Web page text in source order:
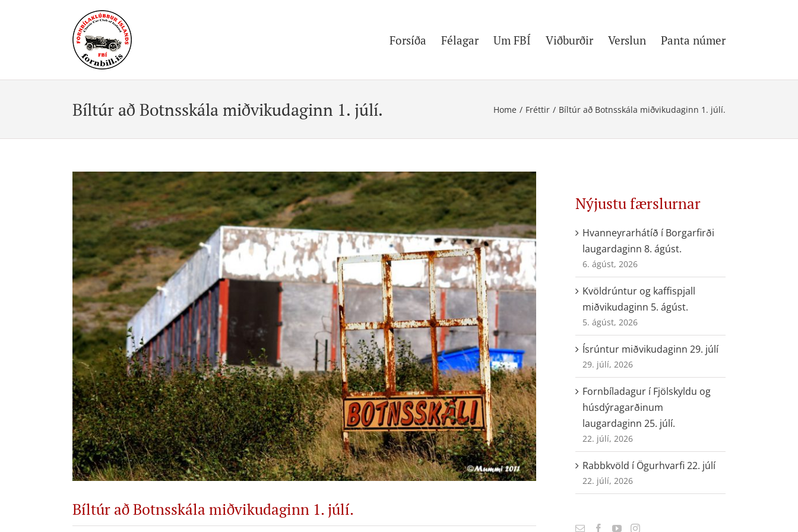
Forsíða Félagar Um FBÍ Viðburðir Verslun Panta númer
Bíltúr að Botnsskála miðvikudaginn 1. júlí. Home / Fréttir / Bíltúr að Botnsskála miðvikudaginn 1. júlí.
View
Larger
Image
Bíltúr að Botnsskála miðvikudaginn 1. júlí.
Nýjustu færslurnar
Hvanneyrarhátíð í Borgarfirði
laugardaginn 8. ágúst.
6. ágúst, 2026
Kvöldrúntur og kaffispjall
miðvikudaginn 5. ágúst.
5. ágúst, 2026
Ísrúntur miðvikudaginn 29. júlí
29. júlí, 2026
Fornbíladagur í Fjölskyldu og
húsdýragarðinum
laugardaginn 25. júlí.
22. júlí, 2026
Rabbkvöld í Ögurhvarfi 22. júlí
22. júlí, 2026